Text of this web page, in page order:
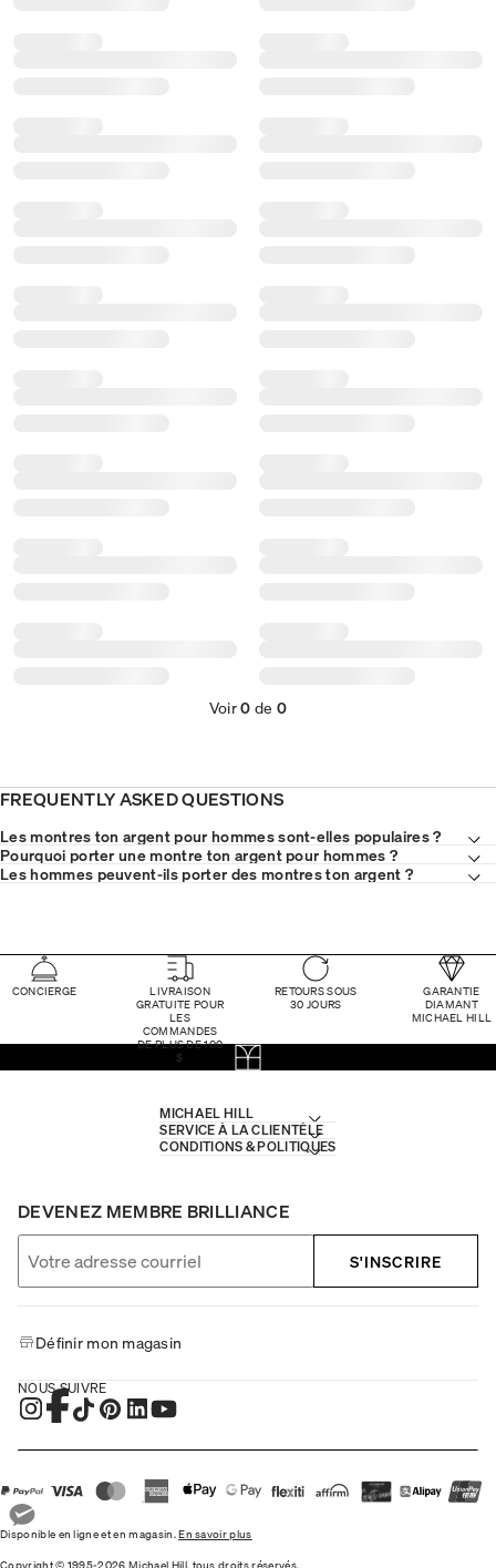
Voir0 de 0
FREQUENTLY ASKED QUESTIONS
Les montres ton argent pour hommes sont-elles populaires ?
Pourquoi porter une montre ton argent pour hommes ?
Les hommes peuvent-ils porter des montres ton argent ?
CONCIERGE
LIVRAISON
GRATUITE POUR
LES
COMMANDES
DE PLUS DE 100
$
RETOURS SOUS
30 JOURS
GARANTIE
DIAMANT
MICHAEL HILL
MICHAEL HILL
SERVICE À LA CLIENTÈLE
CONDITIONS & POLITIQUES
DEVENEZ MEMBRE BRILLIANCE
S'INSCRIRE
Définir mon magasin
NOUS SUIVRE
Disponible en ligne et en magasin.En savoir plus
Copyright © 1995-2026 Michael Hill, tous droits réservés.